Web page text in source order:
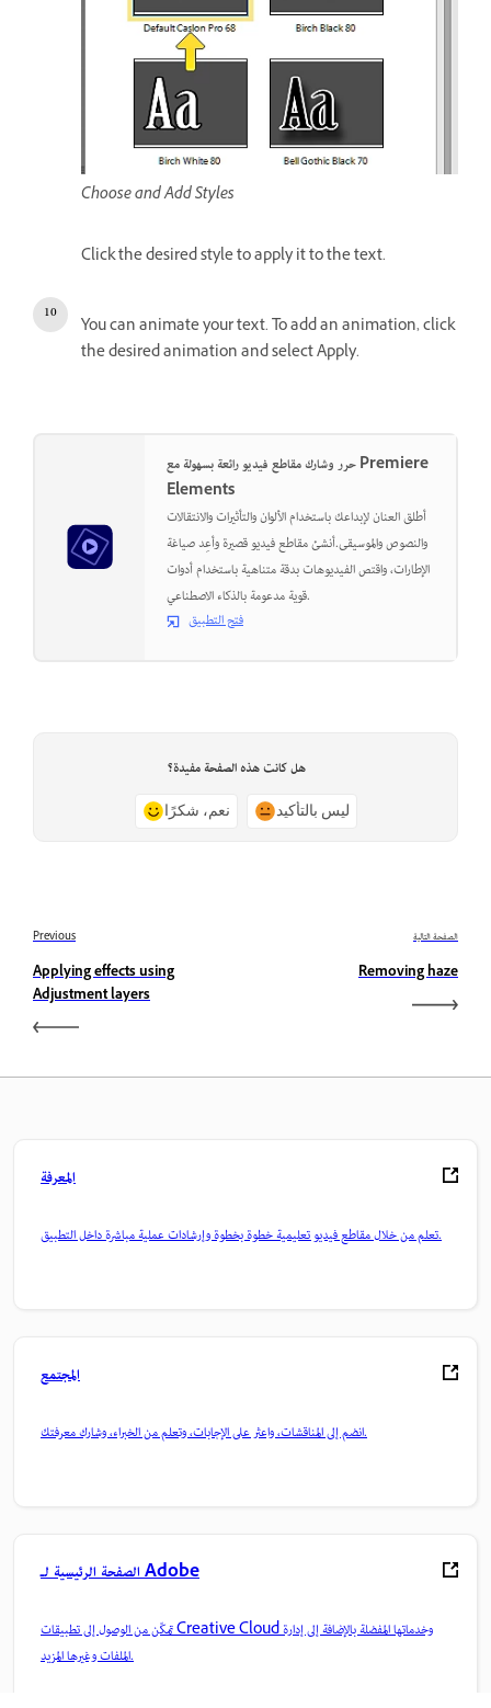
Choose and Add Styles
Click the desired style to apply it to the text.
You can animate your text. To add an animation, click
the desired animation and select Apply.
حرر وشارك مقاطع فيديو رائعة بسهولة مع Premiere
Elements
أطلق العنان لإبداعك باستخدام الألوان والتأثيرات والانتقالات
والنصوص والموسيقى.أنشئ مقاطع فيديو قصيرة وأعِد صياغة
الإطارات، واقتص الفيديوهات بدقة متناهية باستخدام أدوات
قوية مدعومة بالذكاء الاصطناعي.
فتح التطبيق
هل كانت هذه الصفحة مفيدة؟
نعم، شكرًا ليس بالتأكيد
Previous
Applying effects using
Adjustment layers
الصفحة التالية
Removing haze
المعرفة
تعلم من خلال مقاطع فيديو تعليمية خطوة بخطوة وإرشادات عملية مباشرة داخل التطبيق.
المجتمع
انضم إلى المناقشات، واعثر على الإجابات، وتعلم من الخبراء، وشارك معرفتك.
الصفحة الرئيسية لـ Adobe
تمكّن من الوصول إلى تطبيقات Creative Cloud وخدماتها المفضلة بالإضافة إلى إدارة
الملفات وغيرها المزيد.